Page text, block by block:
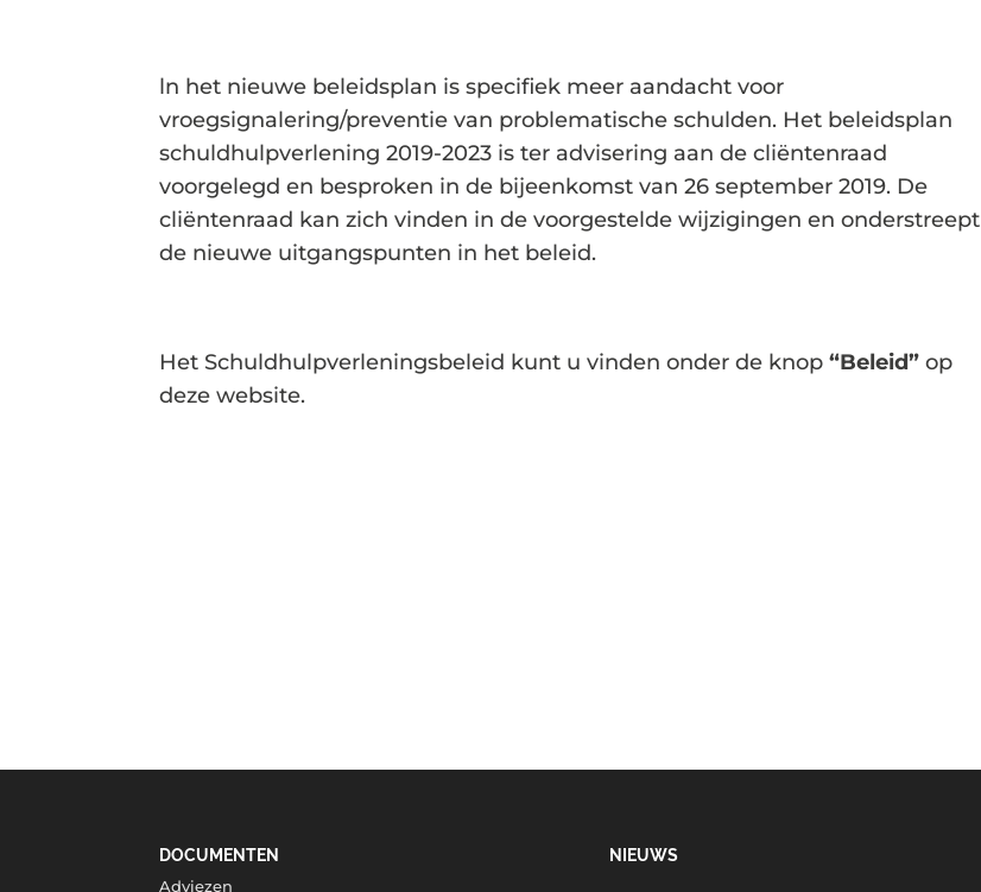
ln het nieuwe beleidsplan is specifiek meer aandacht voor
vroegsignalering/preventie van problematische schulden. Het beleidsplan
schuldhulpverlening 2019-2023 is ter advisering aan de cliëntenraad
voorgelegd en besproken in de bijeenkomst van 26 september 2019. De
cliëntenraad kan zich vinden in de voorgestelde wijzigingen en onderstreept
de nieuwe uitgangspunten in het beleid.
Het Schuldhulpverleningsbeleid kunt u vinden onder de knop“Beleid” op
deze website.
DOCUMENTEN
Adviezen
NIEUWS